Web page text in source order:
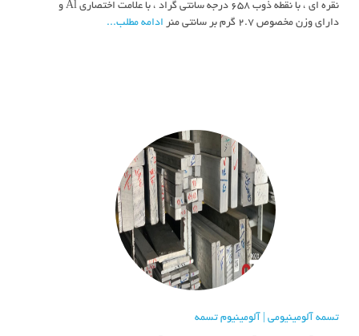
نقره ای ، با نقطه ذوب 658 درجه سانتی گراد ، با علامت اختصاری Al و
دارای وزن مخصوص 2.7 گرم بر سانتی منر
ادامه مطلب...
تسمه آلومینیومی | آلومینیوم تسمه